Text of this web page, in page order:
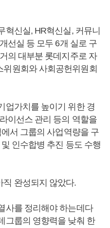
혁신실, HR혁신실, 커뮤니
선실 등 모두 6개 실로 구
의 대부분 롯데지주로 자
원회와 사회공헌위원회
업가치를 높이기 위한 경
이선스 관리 등의 역할을
서 그룹의 사업역량을 구
인수합병 추진 등도 수행
직 완성되지 않았다.
사를 정리해야 하는데다
그룹의 영향력을 낮춰 한